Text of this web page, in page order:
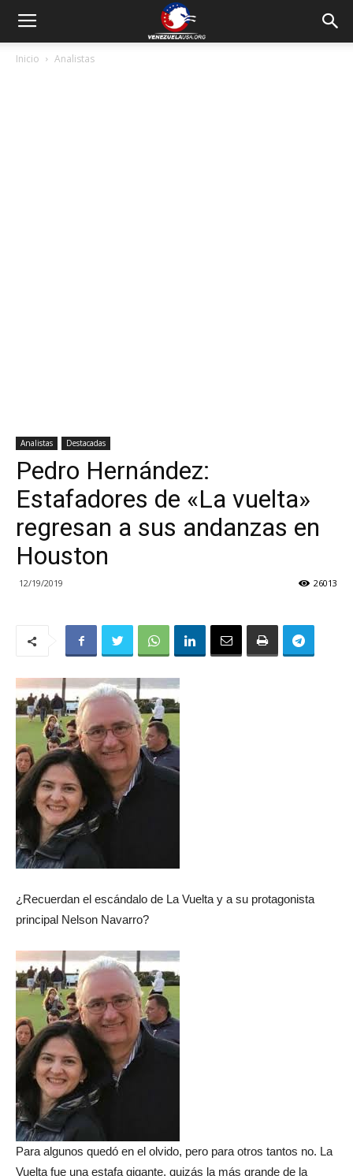
Inicio Analistas
Analistas Destacadas
Pedro Hernández:
Estafadores de «La vuelta»
regresan a sus andanzas en
Houston
12/19/2019 26013
¿Recuerdan el escándalo de La Vuelta y a su protagonista
principal Nelson Navarro?
Para algunos quedó en el olvido, pero para otros tantos no. La
Vuelta fue una estafa gigante, quizás la más grande de la